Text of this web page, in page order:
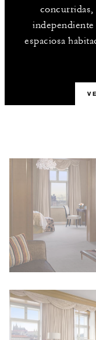
concurridas,
independiente
espaciosa